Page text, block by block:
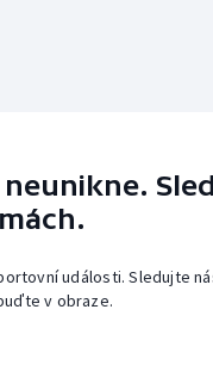
události. Sledujte
v obraze.